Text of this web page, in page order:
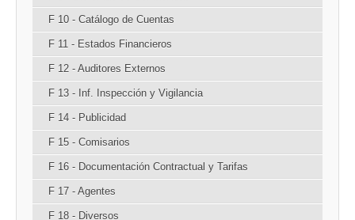
F 10 - Catálogo de Cuentas
F 11 - Estados Financieros
F 12 - Auditores Externos
F 13 - Inf. Inspección y Vigilancia
F 14 - Publicidad
F 15 - Comisarios
F 16 - Documentación Contractual y Tarifas
F 17 - Agentes
F 18 - Diversos